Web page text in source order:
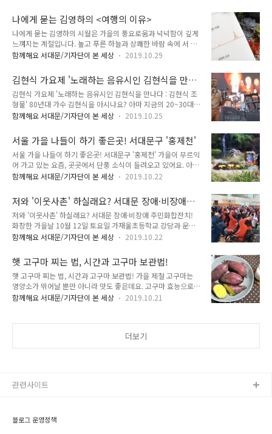
넣어주세요!! 달걀에 소금을 넣는 이유는 달걀 흰자와 노른자가
잘 ..
'가재울에서 모래내까지'입니다. 뉴타운으로 조성된 남가좌1동
이 과거 모래내에서 현재 가재울까지를 연결하다는 의미에서 축
제명을 정했다고 합니다. 남가좌동 마을축제가 아닌, 모두가 하
나가 된다는 의미에서 '남하나동 마을축제'였습니다. 지난 토요
일 하루만큼은 모두가 하나가 되어 축제를 즐기고, 다양한 체험
요!! 금강산도 식후경이라고 했습니다.추억의 먹거리를 비롯해
부추전, 어묵, 떡볶이 등 간단한 식사 메뉴도 저렴..
나에게 묻는 김영하의 <여행의 이유>
나에게 묻는 김영하의 시월은 가을의 풍요로움과 넉넉함이 깊게
느껴지는 계절입니다. 높고 푸른 하늘과 상쾌한 바람 속에 서 있
노라면 어딘가로 훌쩍 여행을 떠나고 싶어지지요. 여행을 떠나는
많이 출간했으며 다양한 독자층이 있는 김영하 작가는 9가지 이
야기로 책을 풀어나가고 있습니다. ‘삶은 여행’이라는 표현을 많
이 하지요. 작가는 참으로 많은 여행을 했습니다. 해외여행이 일
반화되기 전부터(작가가 이십대 중반일 때부터) 여행을 다녔고,
여행에서 돌아오면 집필하여 책을 발간하고, 또 다시 여행을 떠
곧 여행이었다”고. 자신의 일상적인 흔적이 전혀 없는 여행지의
호텔에 묵으며 새롭게 발견하..
함께해요 서대문/기자단이 본 세상 2019.10.29
김현식 가요제 '노래하는 음유시인 김현식을 만나
다 : 김현식 조형물'
김현식 가요제 '노래하는 음유시인 김현식을 만나다 : 김현식 조
형물' 80년대 가수 김현식을 아시나요? 아마 지금의 20~30대는
잘 모르실 수도 있습니다. 그는 수많은 명곡들을 발표했지만 결
받으면서 지금까지도 대한민국 가요계의 전설로 통하고 있습니
다. 한국 가요사에 빼놓을 수 없는 명곡들을 남기고 간 김현식의
음악세계를 이해하고, 또 그를 잊지 않고자 서울 신촌에는 김현
식 스토리텔링 골목길도 조성되었습니다. 골목길 조성과 함께 김
현식 조형물도 제작되었고, 김현식 가요제도 매년 개최되고 있습
식 가요제의 앞서 조형물 제막식도 함께 열렸습니다. 창천문화공
원에서는 가요제와 함께 사진전..
함께해요 서대문/기자단이 본 세상 2019.10.25
서울 가을 나들이 하기 좋은곳! 서대문구 '홍제천'
서울 가을 나들이 하기 좋은곳! 서대문구 '홍제천' 가을이 무르익
어 가고 있는 요즘, 곳곳에서 단풍 소식이 들려오고 있어요. 아
침, 저녁으로는 제법 쌀쌀한 바람이 불기도 합니다. 짧은 가을의
은데요. 하지만 꼭 지방으로 멀리 떠나야만 예쁜 사진, 인생 사진
을 건질 수 있는건 아니겠죠!! 서울에서도 찾아보면 가을을 느끼
며 사진을 찍을 만한 곳이 많습니다. 이번에 소개할 곳은 바로 서
대문구 홍제천입니다. 홍제천은 서울 종로구, 서대문구, 마포구
를 거쳐 흐르는 지방 2급 하천입니다.홍제천만의 매력이 있다면
더 가까이 마주할 수 있다는 점입니다. "졸졸졸 물 흐르는 소리
와 함께" 홍제천을 가..
함께해요 서대문/기자단이 본 세상 2019.10.22
저와 '이웃사촌' 하실래요? 서대문 장애·비장애
주민화합잔치!
저와 '이웃사촌' 하실래요? 서대문 장애·비장애 주민화합잔치!
화창한 가을날 10월 12일 토요일 가재울초등학교 강당과 운동
장, 가재울 어린이공원에서는 특별한 행사가 펼쳐졌어요. 바로
지원을 받아 서대문구 지역사회보장협의체 장애인복지분과에서
주최를 하고 서대문장애인 종합복지관에서 주관을 했는데, 약
700여 명이 참여를 하여 함께 즐거운 시간을 가졌어요. ▲ 장애
·비장애 모두 사랑해요! 그날의 현장을 TONG지기가 함께 했습
니다. ▲ 화합의 잔치 현장의 모습 아침 일찍부터 가재울초등학
함께해요 서대문/기자단이 본 세상 2019.10.22
햇 고구마 찌는 법, 시간과 고구마 보관법!
햇 고구마 찌는 법, 시간과 고구마 보관법! 가을 제철 고구마는
영양소가 뛰어날 뿐만 아니라 맛도 좋은데요. 고구마 효능으로는
각종 무기질과 비타민을 비롯해서 항산화 성분까지 함유하고 있
지 알려드릴게요. 재료 고구마 큰 것 4개, 물 찜기 바로 아래까지,
는 시간을 단축시켜 준다..
함께해요 서대문/기자단이 본 세상 2019.10.21
더보기
블로그 운영정책
관련사이트